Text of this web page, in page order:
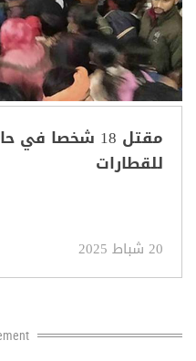
مقتل 18 شخصا
للقطارات
20 شباط 2025